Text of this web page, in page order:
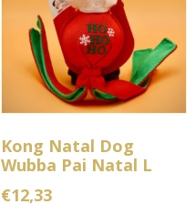
Kong Natal Dog
Wubba Pai Natal L
€12,33